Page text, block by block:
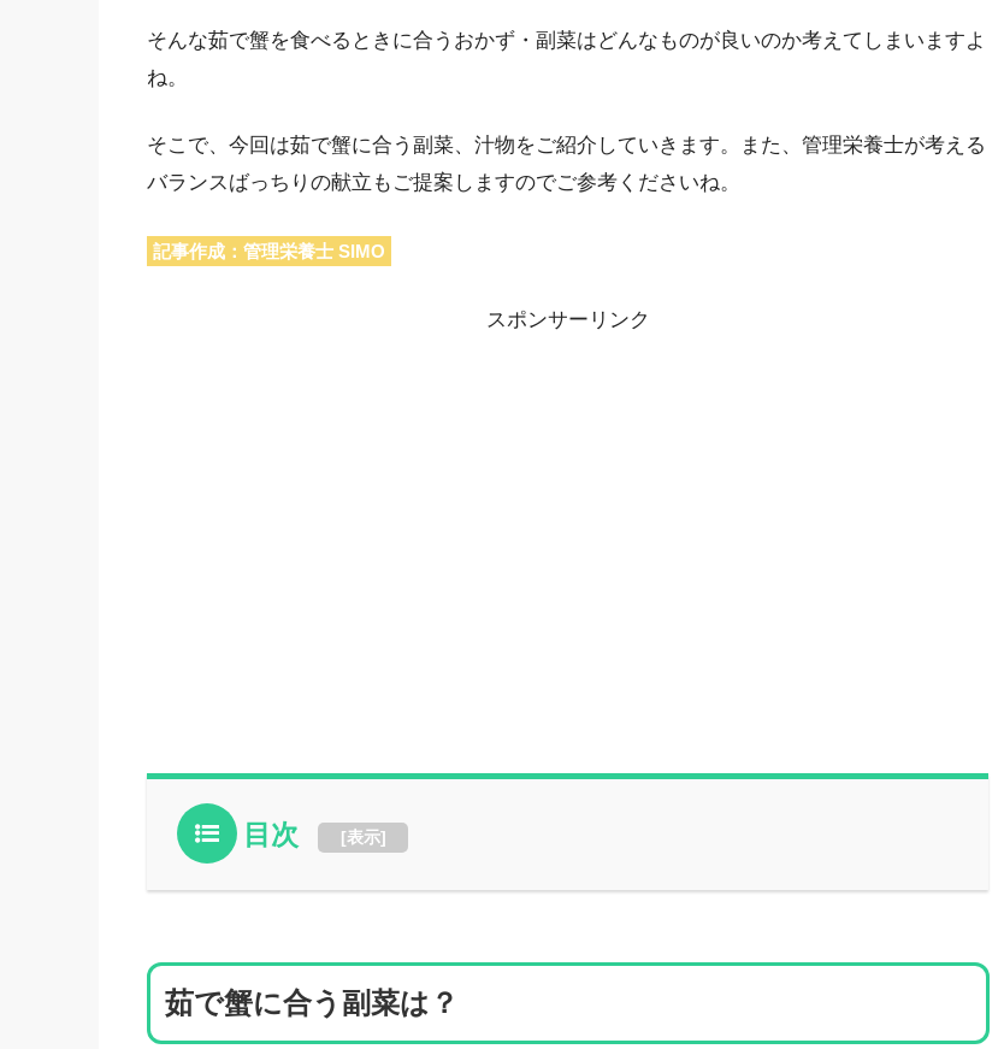
そんな茹で蟹を食べるときに合うおかず・副菜はどんなものが良いのか考えてしまいますよ
ね。
そこで、今回は茹で蟹に合う副菜、汁物をご紹介していきます。また、管理栄養士が考える
バランスばっちりの献立もご提案しますのでご参考くださいね。
記事作成：管理栄養士 SIMO
スポンサーリンク
目次 [表示]
茹で蟹に合う副菜は？